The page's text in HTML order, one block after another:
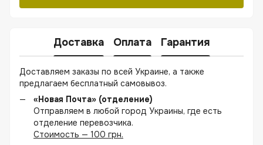
Доставка Оплата Гарантия
Доставляем заказы по всей Украине, а также
предлагаем бесплатный самовывоз.
«Новая Почта» (отделение)
Отправляем в любой город Украины, где есть
отделение перевозчика.
Стоимость — 100 грн.